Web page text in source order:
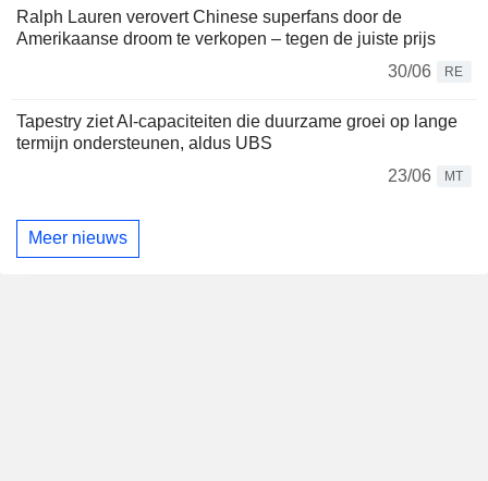
Ralph Lauren verovert Chinese superfans door de
Amerikaanse droom te verkopen – tegen de juiste prijs
30/06
RE
Tapestry ziet AI-capaciteiten die duurzame groei op lange
termijn ondersteunen, aldus UBS
23/06
MT
Meer nieuws